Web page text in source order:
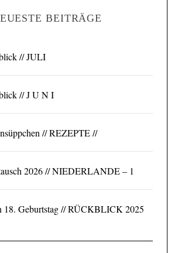
BEITRÄGE
// JULI
// J U N I
// REZEPTE //
2026 // NIEDERLANDE – 1
18. Geburtstag // RÜCKBLICK 2025